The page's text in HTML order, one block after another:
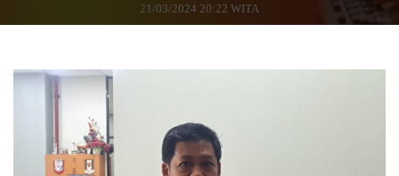
21/03/2024 20:22 WITA